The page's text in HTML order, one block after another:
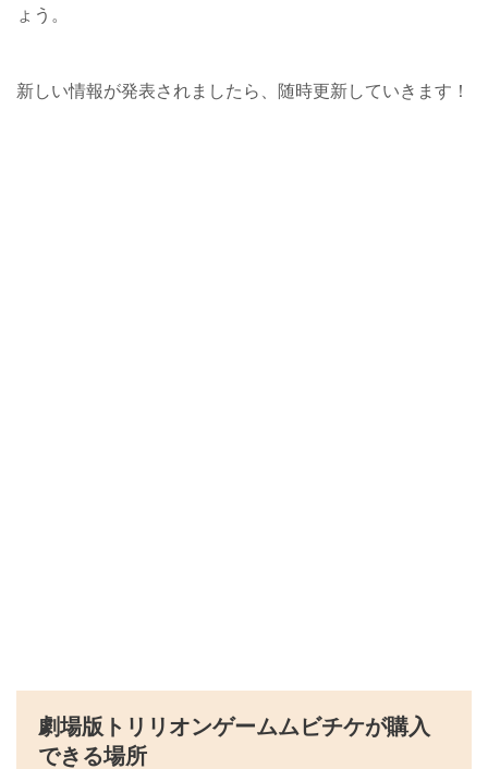
ょう。
新しい情報が発表されましたら、随時更新していきます！
劇場版トリリオンゲームムビチケが購入
できる場所